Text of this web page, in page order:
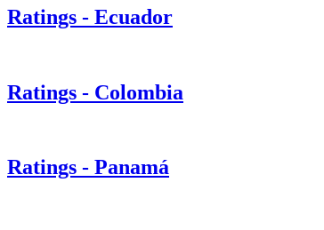
Ratings - Ecuador
Ratings - Colombia
Ratings - Panamá